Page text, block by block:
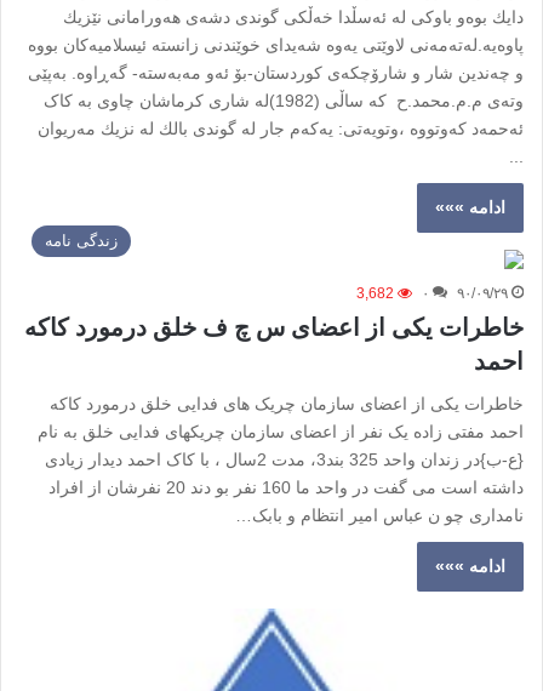
دایك بوەو باوکی لە ئەسڵدا خەڵکی گوندی دشەی ھەورامانی نێزیك
پاوەیه‌.لەتەمەنی لاوێتی یەوە شەیدای خوێندنی زانستە ئیسلامیەکان بووە
و چەندین شار و شارۆچکەی کوردستان-بۆ ئەو مەبەستە- گەڕاوە. بەپێی
وتەی م.م.محمد.ح کە ساڵی (1982)لە شاری کرماشان چاوی بە کاک
ئەحمەد که‌وتووە ،وتویەتی: یەکەم جار لە گوندی بالك لە نزیك مەریوان
ادامه »»»
زندگی نامه
۹۰/۰۹/۲۹ ۰ 3,682
خاطرات یکی از اعضای س چ ف خلق درمورد کاکه
احمد
خاطرات یکی از اعضای سازمان چریک های فدایی خلق درمورد کاکه
احمد مفتی زاده یک نفر از اعضای سازمان چریکهای فدایی خلق به نام
{ع-ب}در زندان واحد 325 بند3، مدت 2سال ، با کاک احمد دیدار زیادی
داشته است می گفت در واحد ما 160 نفر بو دند 20 نفرشان از افراد
نامداری چو ن عباس امیر انتظام و بابک…
ادامه »»»